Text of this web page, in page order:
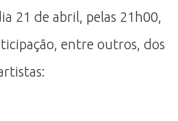
21 de abril, pelas 21h00,
entre outros, dos